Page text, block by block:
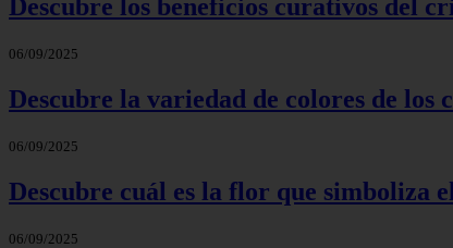
Descubre los beneficios curativos del
06/09/2025
Descubre la variedad de colores de los
06/09/2025
Descubre cuál es la flor que simboliza
06/09/2025